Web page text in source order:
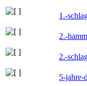
1.-
2.-
2.-
5-jahre-